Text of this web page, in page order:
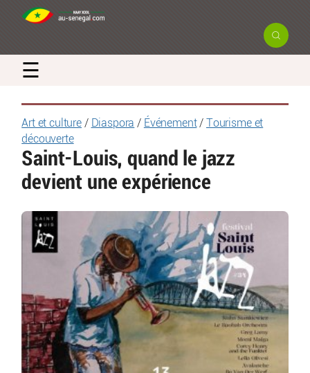
☰
Art et culture / Diaspora / Événement/
Tourisme et
découverte
Saint-Louis, quand le jazz
devient une expérience